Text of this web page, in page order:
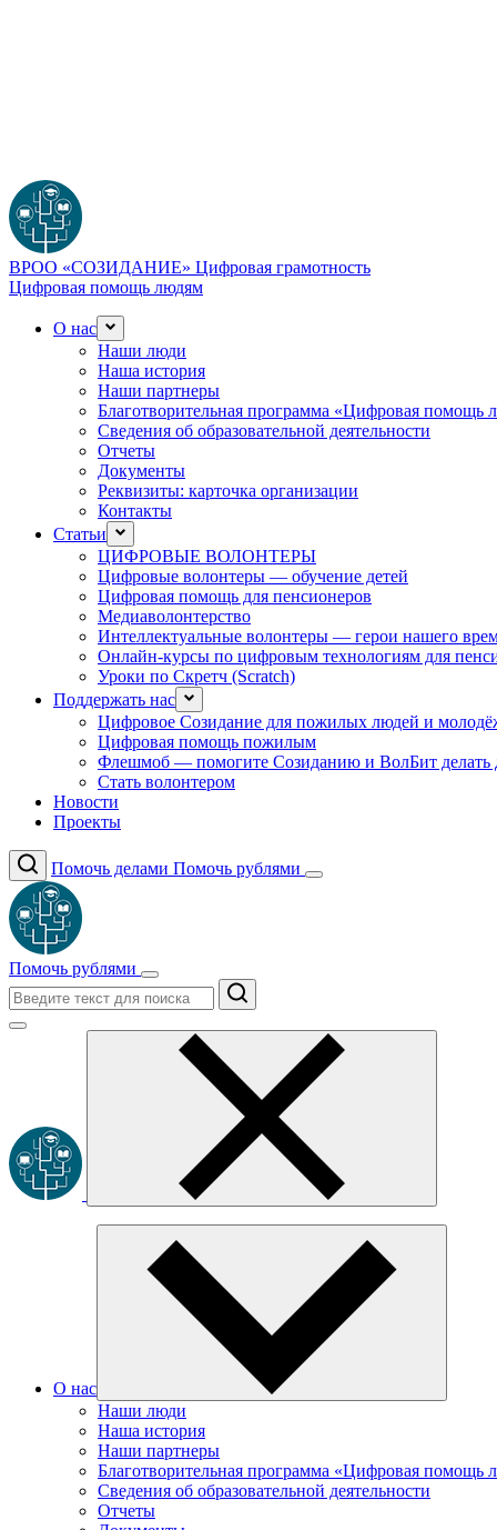
ВРОО «СОЗИДАНИЕ» Цифровая грамотность
Цифровая помощь людям
О нас
Наши люди
Наша история
Наши партнеры
Благотворительная программа «Цифровая помощь
Сведения об образовательной деятельности
Отчеты
Документы
Реквизиты: карточка организации
Контакты
Статьи
ЦИФРОВЫЕ ВОЛОНТЕРЫ
Цифровые волонтеры — обучение детей
Цифровая помощь для пенсионеров
Медиаволонтерство
Интеллектуальные волонтеры — герои нашего
Онлайн-курсы по цифровым технологиям для
Уроки по Скретч (Scratch)
Поддержать нас
Цифровое Созидание для пожилых людей и
Цифровая помощь пожилым
Флешмоб — помогите Созиданию и ВолБит делать
Стать волонтером
Новости
Проекты
Помочь делами Помочь рублями
Помочь рублями
Поиск
О нас
Наши люди
Наша история
Наши партнеры
Благотворительная программа «Цифровая помощь
Сведения об образовательной деятельности
Отчеты